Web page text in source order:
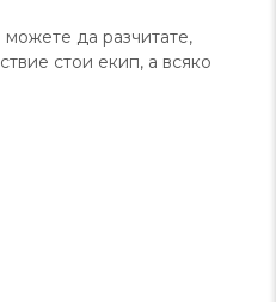
да разчитате,
стои екип, а всяко